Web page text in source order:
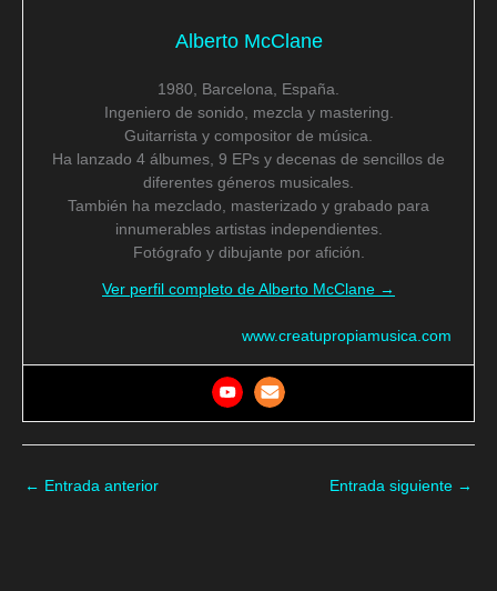
Alberto McClane
1980, Barcelona, España.
Ingeniero de sonido, mezcla y mastering.
Guitarrista y compositor de música.
Ha lanzado 4 álbumes, 9 EPs y decenas de sencillos de
diferentes géneros musicales.
También ha mezclado, masterizado y grabado para
innumerables artistas independientes.
Fotógrafo y dibujante por afición.
Ver perfil completo de Alberto McClane →
www.creatupropiamusica.com
← Entrada anterior Entrada siguiente →